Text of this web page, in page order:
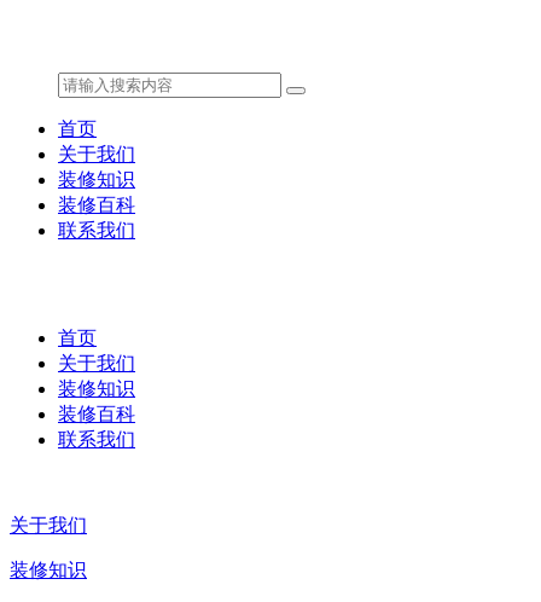
首页
关于我们
装修知识
装修百科
联系我们
首页
关于我们
装修知识
装修百科
联系我们
关于我们
装修知识